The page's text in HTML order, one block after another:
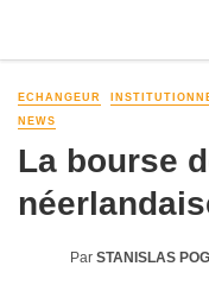
ECHANGEUR
NEWS
La bourse
Par STANISLAS